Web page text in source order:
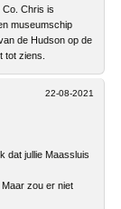
Chris is
museumschip
de Hudson op de
tot ziens.
22-08-2021
dat jullie Maassluis
zou er niet